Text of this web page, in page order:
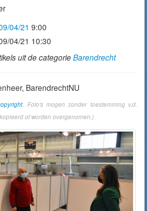
04/21 9:00
04/21 10:30
uit de categorieBarendrecht
BarendrechtNU
. Foto's mogen zonder toestemming v.d.
of worden overgenomen.)